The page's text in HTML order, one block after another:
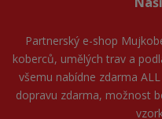
Partnerský e-shop
koberců, umělých trav a
všemu nabídne zdarma
dopravu zdarma, možnost